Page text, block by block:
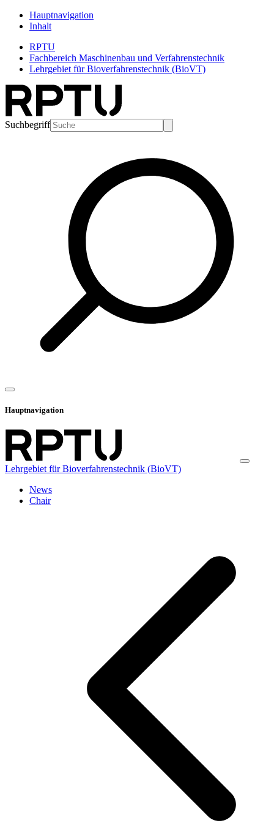
Hauptnavigation
Inhalt
RPTU
Fachbereich Maschinenbau und Verfahrenstechnik
Lehrgebiet für Bioverfahrenstechnik (BioVT)
Suchbegriff
Hauptnavigation
Lehrgebiet für Bioverfahrenstechnik (BioVT)
News
Chair